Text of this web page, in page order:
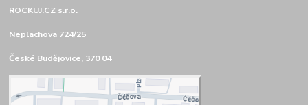
ROCKUJ.CZ s.r.o.
Neplachova 724/25
České Budějovice, 370 04